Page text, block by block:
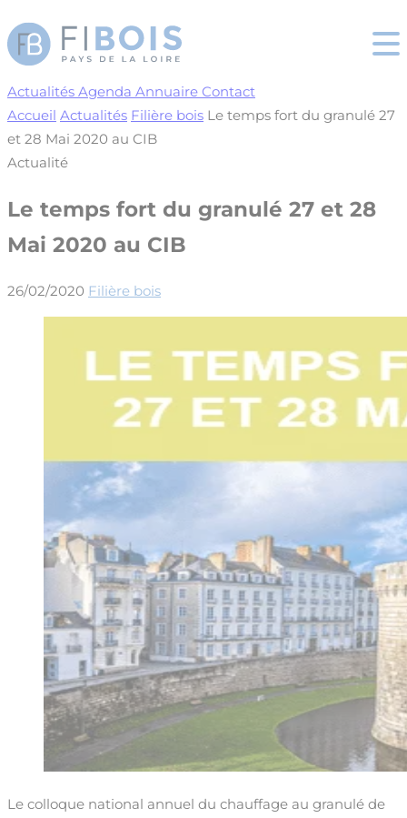
Actualités Agenda Annuaire Contact
Accueil Actualités Filière bois Le temps fort du granulé 27
et 28 Mai 2020 au CIB
Actualité
Le temps fort du granulé 27 et 28
Mai 2020 au CIB
26/02/2020 Filière bois
Le colloque national annuel du chauffage au granulé de